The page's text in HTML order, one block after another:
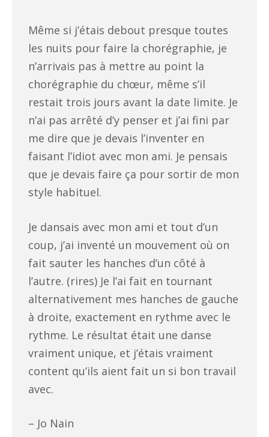
Même si j’étais debout presque toutes
les nuits pour faire la chorégraphie, je
n’arrivais pas à mettre au point la
chorégraphie du chœur, même s’il
restait trois jours avant la date limite. Je
n’ai pas arrêté d’y penser et j’ai fini par
me dire que je devais l’inventer en
faisant l’idiot avec mon ami. Je pensais
que je devais faire ça pour sortir de mon
style habituel.
Je dansais avec mon ami et tout d’un
coup, j’ai inventé un mouvement où on
fait sauter les hanches d’un côté à
l’autre. (rires) Je l’ai fait en tournant
alternativement mes hanches de gauche
à droite, exactement en rythme avec le
rythme. Le résultat était une danse
vraiment unique, et j’étais vraiment
content qu’ils aient fait un si bon travail
avec.
– Jo Nain